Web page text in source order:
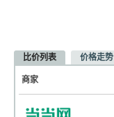
比价列表 价格走势
商家